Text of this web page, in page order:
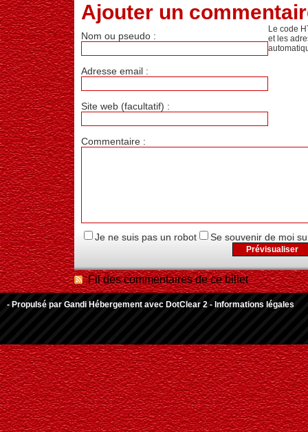
Ajouter un
Nom ou pseudo :
Adresse email :
Site web (facultatif) :
Commentaire :
Le code
et les
Je ne suis pas un robot Se souvenir de moi
Fil des commentaires de ce billet
- Propulsé par Gandi Hébergement avec DotClear 2 - Informations légales